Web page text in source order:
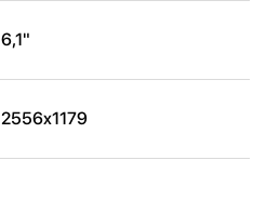
6,1"
2556x1179